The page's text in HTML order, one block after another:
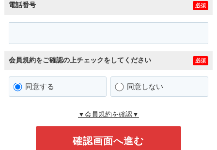
電話番号 必須
会員規約をご確認の上チェックをしてください 必須
同意する 同意しない
▼会員規約を確認▼